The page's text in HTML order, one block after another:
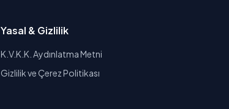
Yasal & Gizlilik
K.V.K.K. Aydınlatma Metni
Gizlilik ve Çerez Politikası